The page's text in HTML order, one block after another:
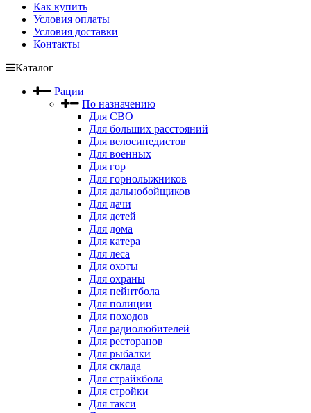
Как купить
Условия оплаты
Условия доставки
Контакты
Каталог
Рации
По назначению
Для СВО
Для больших расстояний
Для велосипедистов
Для военных
Для гор
Для горнолыжников
Для дальнобойщиков
Для дачи
Для детей
Для дома
Для катера
Для леса
Для охоты
Для охраны
Для пейнтбола
Для полиции
Для походов
Для радиолюбителей
Для ресторанов
Для рыбалки
Для склада
Для страйкбола
Для стройки
Для такси